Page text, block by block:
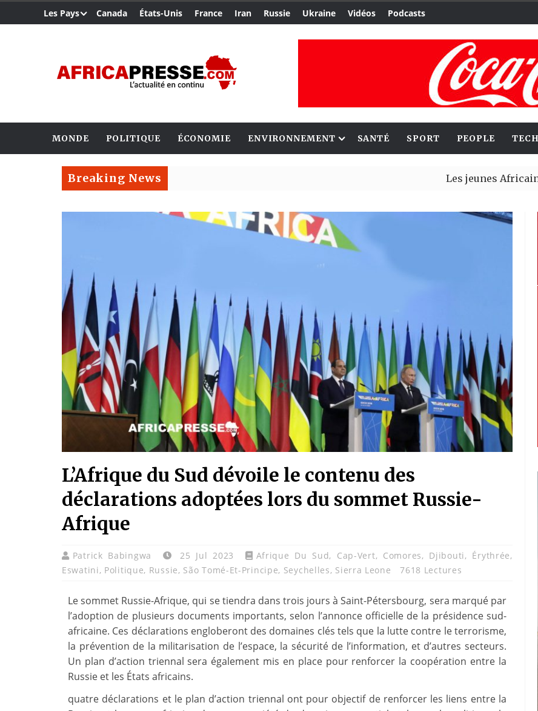
Les Pays Canada États-Unis France Iran Russie Ukraine Vidéos Podcasts
MONDE POLITIQUE ÉCONOMIE ENVIRONNEMENT SANTÉ SPORT PEOPLE TECH
Breaking News Les jeunes Africains
L’Afrique du Sud dévoile le contenu des
déclarations adoptées lors du sommet Russie-
Afrique
Patrick Babingwa 25 Jul 2023 Afrique Du Sud, Cap-Vert, Comores, Djibouti, Érythrée,
Eswatini, Politique, Russie, São Tomé-Et-Principe, Seychelles, Sierra Leone 7618 Lectures
Le sommet Russie-Afrique, qui se tiendra dans trois jours à Saint-Pétersbourg, sera marqué par
l’adoption de plusieurs documents importants, selon l’annonce officielle de la présidence sud-
africaine. Ces déclarations engloberont des domaines clés tels que la lutte contre le terrorisme,
la prévention de la militarisation de l’espace, la sécurité de l’information, et d’autres secteurs.
Un plan d’action triennal sera également mis en place pour renforcer la coopération entre la
Russie et les États africains.
quatre déclarations et le plan d’action triennal ont pour objectif de renforcer les liens entre la